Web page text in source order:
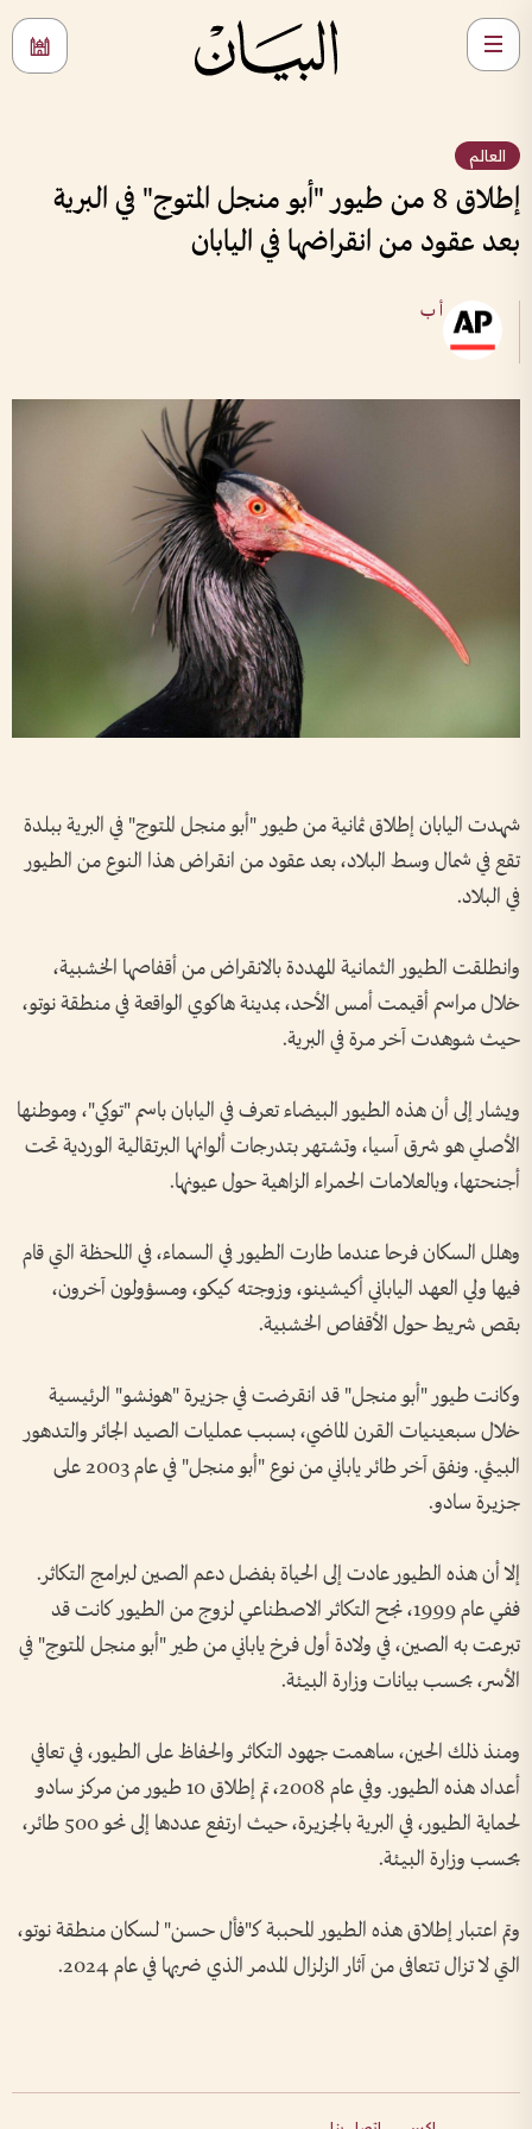
العالم
إطلاق 8 من طيور "أبو منجل المتوج" في البرية
بعد عقود من انقراضها في اليابان
أ ب
شهدت اليابان إطلاق ثمانية من طيور "أبو منجل المتوج" في البرية ببلدة
تقع في شمال وسط البلاد، بعد عقود من انقراض هذا النوع من الطيور
في البلاد.
وانطلقت الطيور الثمانية المهددة بالانقراض من أقفاصها الخشبية،
خلال مراسم أقيمت أمس الأحد، بمدينة هاكوي الواقعة في منطقة نوتو،
حيث شوهدت آخر مرة في البرية.
ويشار إلى أن هذه الطيور البيضاء تعرف في اليابان باسم "توكي"، وموطنها
الأصلي هو شرق آسيا، وتشتهر بتدرجات ألوانها البرتقالية الوردية تحت
أجنحتها، وبالعلامات الحمراء الزاهية حول عيونها.
وهلل السكان فرحا عندما طارت الطيور في السماء، في اللحظة التي قام
فيها ولي العهد الياباني أكيشينو، وزوجته كيكو، ومسؤولون آخرون،
بقص شريط حول الأقفاص الخشبية.
وكانت طيور "أبو منجل" قد انقرضت في جزيرة "هونشو" الرئيسية
خلال سبعينيات القرن الماضي، بسبب عمليات الصيد الجائر والتدهور
البيئي. ونفق آخر طائر ياباني من نوع "أبو منجل" في عام 2003 على
جزيرة سادو.
إلا أن هذه الطيور عادت إلى الحياة بفضل دعم الصين لبرامج التكاثر.
ففي عام 1999، نجح التكاثر الاصطناعي لزوج من الطيور كانت قد
تبرعت به الصين، في ولادة أول فرخ ياباني من طير "أبو منجل المتوج" في
الأسر، بحسب بيانات وزارة البيئة.
ومنذ ذلك الحين، ساهمت جهود التكاثر والحفاظ على الطيور، في تعافي
أعداد هذه الطيور. وفي عام 2008، تم إطلاق 10 طيور من مركز سادو
لحماية الطيور، في البرية بالجزيرة، حيث ارتفع عددها إلى نحو 500 طائر،
بحسب وزارة البيئة.
وتم اعتبار إطلاق هذه الطيور المحببة كـ"فأل حسن" لسكان منطقة نوتو،
التي لا تزال تتعافى من آثار الزلزال المدمر الذي ضربها في عام 2024.